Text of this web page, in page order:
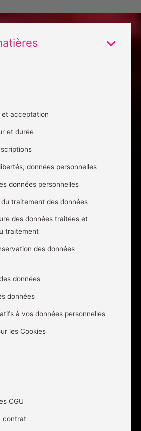
et acceptation
et durée
données personnelles
données personnelles
du traitement des données
des données traitées et
traitement
des données
données
données
à vos données personnelles
les Cookies
CGU
contrat